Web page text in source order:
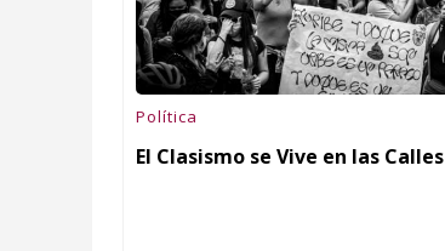
Política
El Clasismo se Vive en las Calles